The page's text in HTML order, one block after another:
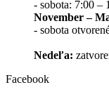
- sobota: 7:00 –
November –
- sobota
Nedeľa:
Facebook